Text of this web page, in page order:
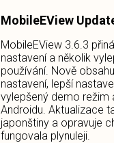
MobileEView
MobileEView 3.6.3
nastavení a několik
používání. Nově
nastavení, lepší
vylepšený demo režim
Androidu. Aktualizace
japonštiny a opravuje
fungovala plynuleji.